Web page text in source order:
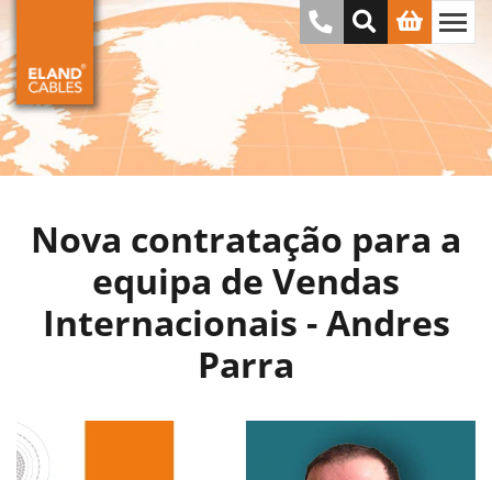
Nova contratação para a
equipa de Vendas
Internacionais - Andres
Parra